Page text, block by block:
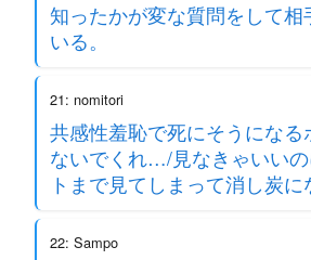
知ったかが変な質問をして相
いる。
21: nomitori
共感性羞恥で死にそうになる
ないでくれ…/見なきゃいい
トまで見てしまって消し炭
22: Sampo